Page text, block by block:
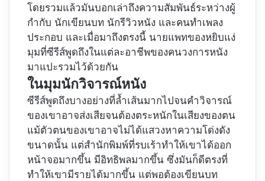
โดยรวมแล้วมันบอกเล่าถึงความสัมพันธ์ระหว่างผู้
กำกับ นักเขียนบท นักรีวิวหนัง และคนทำเพลง
ประกอบ และเมื่อมาถึงตรงนี้ นายแพทของหยิบแง่
มุมที่ซีรีส์พูดถึงในแต่ละอาชีพของคนวงการหนัง
มาแปะรวมไว้ด้วยกัน
ในมุมนักวิจารณ์หนัง
ซีรีส์พูดถึงบางอย่างที่ล้ำเส้นมากไปจนคำวิจารณ์
ของเขาอาจส่งเสียจนต้องตระหนักในเสียงของตน
แม้ตัวตนของเขาอาจไม่ได้แสวงหาความโด่งดัง
ขนาดนั้น แต่สำนักพิมพ์ที่รบเร้าทำให้เขาได้ออก
หน้าจอมากขึ้น มีอิทธิพลมากขึ้น ซึ่งมันก็ดีตรงที่
ทำให้เขามีรายได้มากขึ้น แต่พอต้องเขียนบท